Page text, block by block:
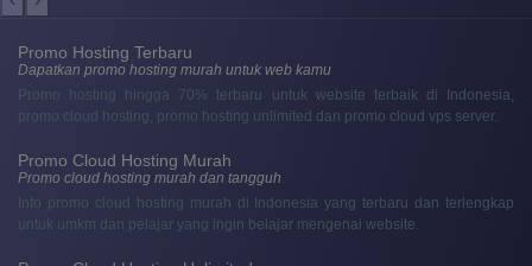
Promo Hosting Terbaru
Dapatkan promo hosting murah untuk web kamu
Promo hosting hingga 70% terbaru untuk website terbaik di Indonesia,
promo cloud hosting, promo hosting unlimited dan promo cloud vps server.
Promo Cloud Hosting Murah
Promo cloud hosting murah dan tangguh
Info promo cloud hosting murah di Indonesia yang terbaru dan terlengkap
untuk umkm dan pelajar yang ingin belajar mengenai website.